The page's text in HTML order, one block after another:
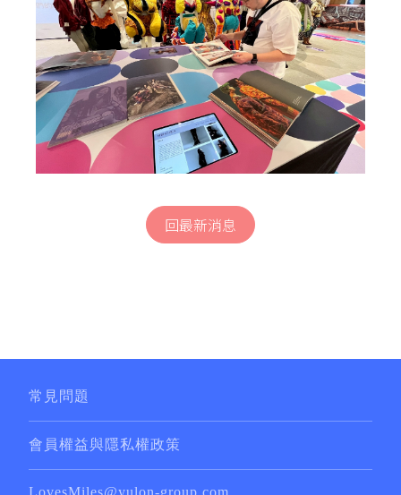
回最新消息
常見問題
會員權益與隱私權政策
LovesMiles@yulon-group.com